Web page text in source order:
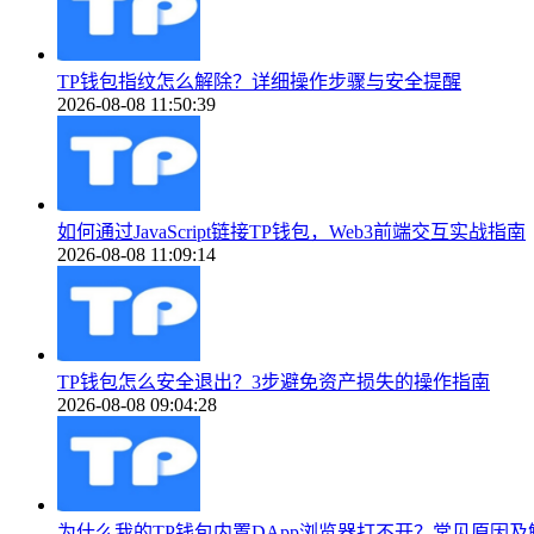
TP钱包指纹怎么解除？详细操作步骤与安全提醒
2026-08-08 11:50:39
如何通过JavaScript链接TP钱包，Web3前端交互实战指南
2026-08-08 11:09:14
TP钱包怎么安全退出？3步避免资产损失的操作指南
2026-08-08 09:04:28